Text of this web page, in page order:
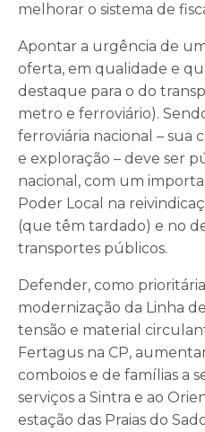
melhorar o sistema de
Apontar a urgência de
oferta, em qualidade e
destaque para o do
metro e ferroviário).
ferroviária nacional – sua
e exploração – deve ser
nacional, com um
Poder Local na
(que têm tardado) e no
transportes públicos.
Defender, como
modernização da Linha
tensão e material
Fertagus na CP,
comboios e de famílias a
serviços a Sintra e ao
estação das Praias do